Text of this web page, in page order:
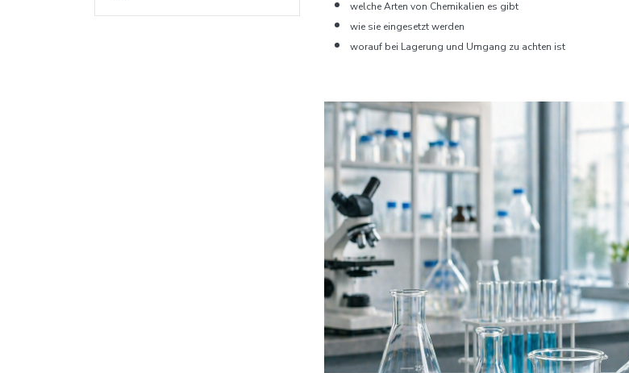
welche Arten von Chemikalien es gibt
wie sie eingesetzt werden
worauf bei Lagerung und Umgang zu achten ist